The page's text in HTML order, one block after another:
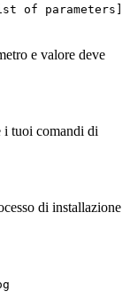
of parameters]
e valore deve
i tuoi comandi di
di installazione